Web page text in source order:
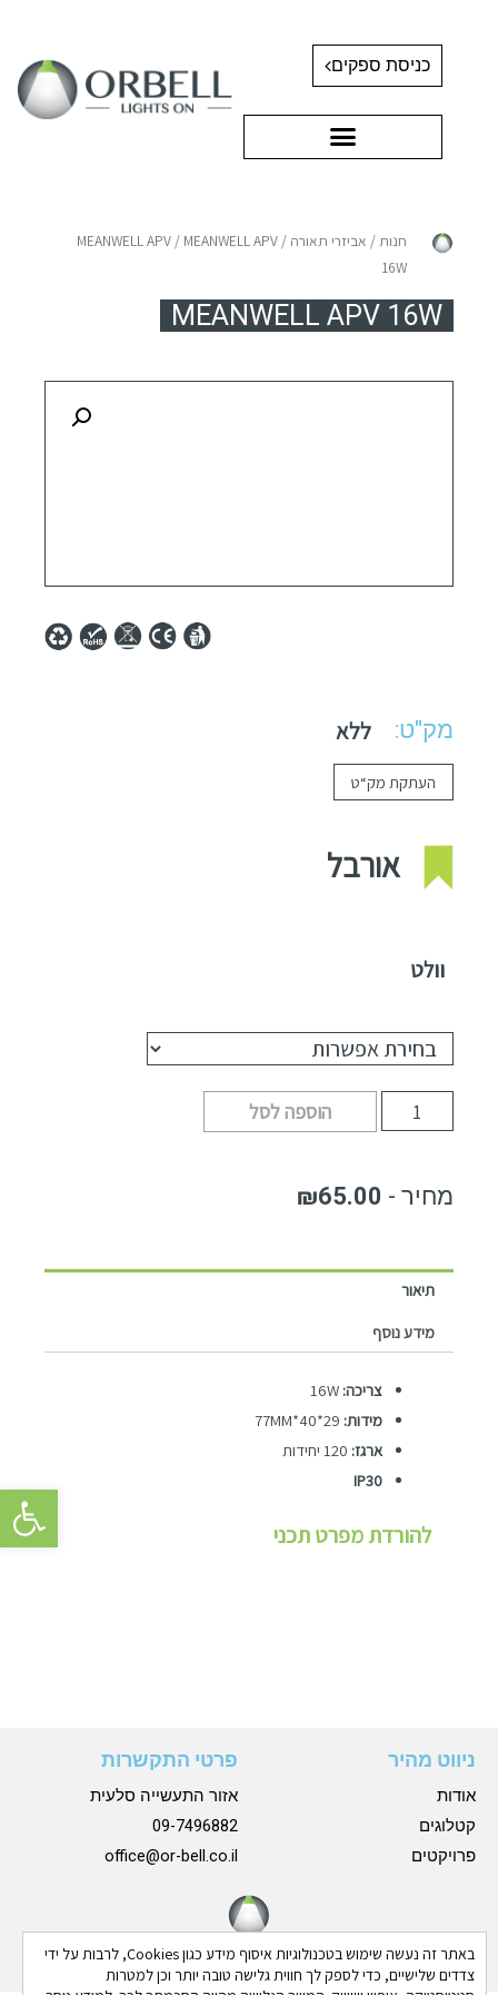
פתח
באתר זה נעשה שימוש בטכנולוגיות איסוף מידע כגון Cookies, לרבות על ידי
צדדים שלישיים, כדי לספק לך חווית גלישה טובה יותר וכן למטרות
כניסת ספקים
חנות / אביזרי תאורה /
MEANWELL APV / MEANWELL APV
16W
MEANWELL APV 16W
מק"ט: ללא
העתקת מק“ט
אורבל
וולט
הוספה לסל
₪65.00
תיאור
מידע נוסף
צריכה: 16W
מידות: 29*40*77MM
ארגז: 120 יחידות
IP30
להורדת מפרט תכני
ניווט מהיר
אודות
קטלוגים
פרויקטים
פרטי התקשרות
אזור התעשייה סלעית
09-7496882
office@or-bell.co.il